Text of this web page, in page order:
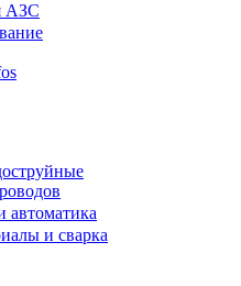
АЗС
автоматика
и сварка